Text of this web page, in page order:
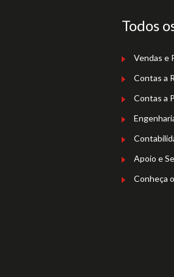
Todos
Vendas e
Contas a
Contas a
Apoio e
Conheça